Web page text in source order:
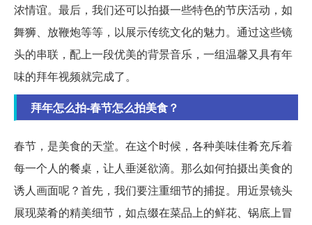
浓情谊。最后，我们还可以拍摄一些特色的节庆活动，如
舞狮、放鞭炮等等，以展示传统文化的魅力。通过这些镜
头的串联，配上一段优美的背景音乐，一组温馨又具有年
味的拜年视频就完成了。
拜年怎么拍-春节怎么拍美食？
春节，是美食的天堂。在这个时候，各种美味佳肴充斥着
每一个人的餐桌，让人垂涎欲滴。那么如何拍摄出美食的
诱人画面呢？首先，我们要注重细节的捕捉。用近景镜头
展现菜肴的精美细节，如点缀在菜品上的鲜花、锅底上冒